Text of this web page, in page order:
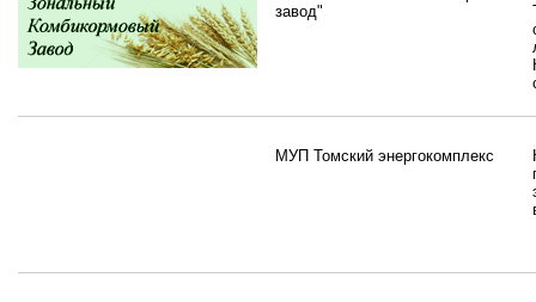
завод"
МУП Томский энергокомплекс